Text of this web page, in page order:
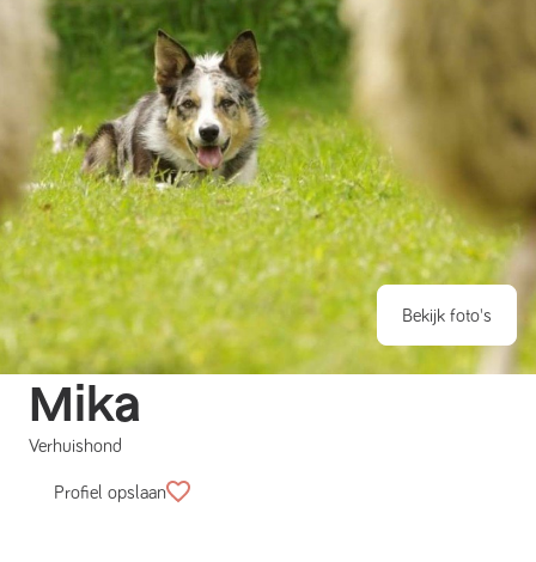
Bekijk foto's
Mika
Verhuishond
Profiel opslaan